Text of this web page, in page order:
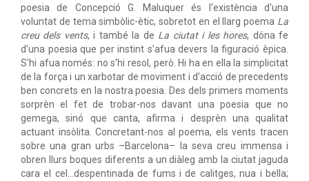
poesia de Concepció G. Maluquer és l'existència d'una
voluntat de tema simbòlic-ètic, sobretot en el llarg poema La
creu dels vents, i també la de La ciutat i les hores, dóna fe
d'una poesia que per instint s'afua devers la figuració èpica.
S'hi afua només: no s'hi resol, però. Hi ha en ella la simplicitat
de la força i un xarbotar de moviment i d'acció de precedents
ben concrets en la nostra poesia. Des dels primers moments
sorprèn el fet de trobar-nos davant una poesia que no
gemega, sinó que canta, afirma i desprèn una qualitat
actuant insòlita. Concretant-nos al poema, els vents tracen
sobre una gran urbs –Barcelona– la seva creu immensa i
obren llurs boques diferents a un diàleg amb la ciutat jaguda
cara el cel...despentinada de fums i de calitges, nua i bella;